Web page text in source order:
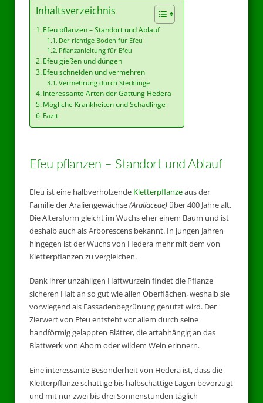
Inhaltsverzeichnis
Efeu pflanzen – Standort und Ablauf
Der richtige Boden für Efeu
Pflanzanleitung für Efeu
Efeu gießen und düngen
Efeu schneiden und vermehren
Vermehrung durch Stecklinge
Interessante Arten der Gattung Hedera
Mögliche Krankheiten und Schädlinge
Fazit
Efeu pflanzen – Standort und Ablauf
Efeu ist eine halbverholzende Kletterpflanzeaus der
Familie der Araliengewächse(Araliaceae) über 400 Jahre alt.
Die Altersform gleicht im Wuchs eher einem Baum und ist
deshalb auch als Arborescens bekannt. In jungen Jahren
hingegen ist der Wuchs von Hedera mehr mit dem von
Kletterpflanzen zu vergleichen.
Dank ihrer unzähligen Haftwurzeln findet die Pflanze
sicheren Halt an so gut wie allen Oberflächen, weshalb sie
vorwiegend als Fassadenbegrünung genutzt wird. Der
Zierwert von Efeu entsteht vor allem durch seine
handförmig gelappten Blätter, die artabhängig an das
Blattwerk von Ahorn oder wildem Wein erinnern.
Eine interessante Besonderheit von Hedera ist, dass die
Kletterpflanze schattige bis halbschattige Lagen bevorzugt
und mit nur zwei bis drei Sonnenstunden täglich